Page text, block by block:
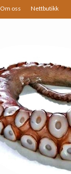
Om oss Nettbutikk